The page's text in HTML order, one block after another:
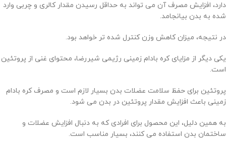
دارد، افزایش مصرف آن می تواند به حداقل رسیدن مقدار کالری و چربی وارد
شده به بدن بیانجامد.
در نتیجه، میزان کاهش وزن کنترل شده تر خواهد بود.
یکی دیگر از مزایای کره بادام زمینی رژیمی شیررضا، محتوای غنی از پروتئین
است.
پروتئین برای حفظ سلامت عضلات بدن بسیار لازم است و مصرف کره بادام
زمینی باعث افزایش مقدار پروتئین در بدن می شود.
به همین دلیل، این محصول برای افرادی که به دنبال افزایش عضلات و
ساختمان بدن استفاده می کنند، بسیار مناسب است.